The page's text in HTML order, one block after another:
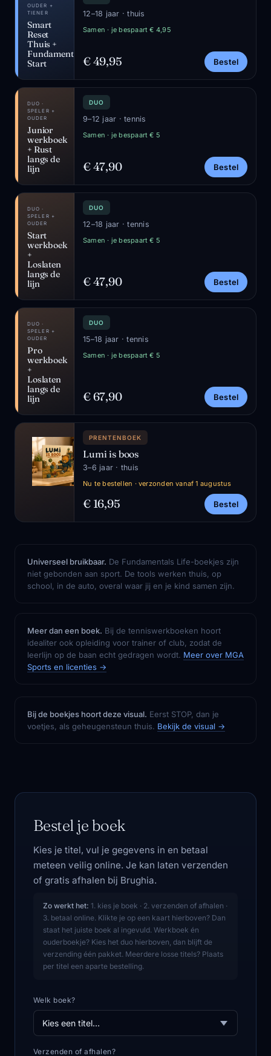
OUDER +
TIENER
Smart
Reset
Thuis +
Fundamentals
Start
12–18 jaar · thuis
Samen · je bespaart € 4,95
€ 49,95 Bestel
DUO ·
SPELER +
OUDER
Junior
werkboek
+ Rust
langs de
lijn
DUO
9–12 jaar · tennis
Samen · je bespaart € 5
€ 47,90 Bestel
DUO ·
SPELER +
OUDER
Start
werkboek
+
Loslaten
langs de
lijn
DUO
12–18 jaar · tennis
Samen · je bespaart € 5
€ 47,90 Bestel
DUO ·
SPELER +
OUDER
Pro
werkboek
+
Loslaten
langs de
lijn
DUO
15–18 jaar · tennis
Samen · je bespaart € 5
€ 67,90 Bestel
PRENTENBOEK
Lumi is boos
3–6 jaar · thuis
Nu te bestellen · verzonden vanaf 1 augustus
€ 16,95 Bestel
Universeel bruikbaar. De Fundamentals Life-boekjes zijn
niet gebonden aan sport. De tools werken thuis, op
school, in de auto, overal waar jij en je kind samen zijn.
Meer dan een boek. Bij de tenniswerkboeken hoort
idealiter ook opleiding voor trainer of club, zodat de
leerlijn op de baan echt gedragen wordt. Meer over MGA
Sports en licenties →
Bij de boekjes hoort deze visual. Eerst STOP, dan je
voetjes, als geheugensteun thuis. Bekijk de visual →
Bestel je boek
Kies je titel, vul je gegevens in en betaal
meteen veilig online. Je kan laten verzenden
of gratis afhalen bij Brughia.
Zo werkt het: 1. kies je boek · 2. verzenden of afhalen ·
3. betaal online. Klikte je op een kaart hierboven? Dan
staat het juiste boek al ingevuld. Werkboek én
ouderboekje? Kies het duo hierboven, dan blijft de
verzending één pakket. Meerdere losse titels? Plaats
per titel een aparte bestelling.
Welk boek?
Verzenden of afhalen?